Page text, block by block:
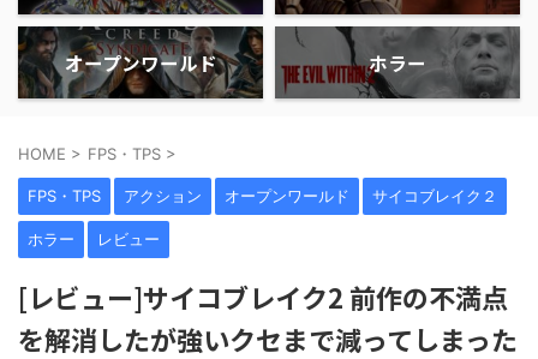
オープンワールド ホラー
HOME > FPS・TPS >
FPS・TPS アクション オープンワールド サイコブレイク２
ホラー レビュー
[レビュー]サイコブレイク2 前作の不満点
を解消したが強いクセまで減ってしまった